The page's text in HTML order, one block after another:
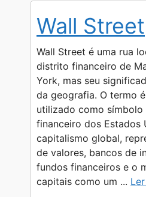
s
A
p
p
g
r
a
m
e
n
g
e
r
b
o
o
k
Wall Street
Wall Street é uma rua
distrito financeiro de
York, mas seu
da geografia. O termo
utilizado como símbolo
financeiro dos Estados
capitalismo global,
de valores, bancos de
fundos financeiros e o
capitais como um ...